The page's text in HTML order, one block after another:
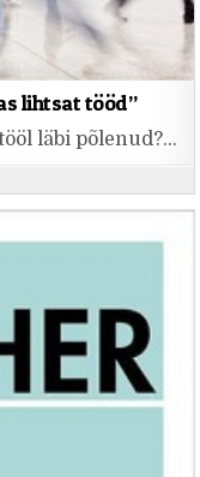
lihtsat tööd”
läbi põlenud?…